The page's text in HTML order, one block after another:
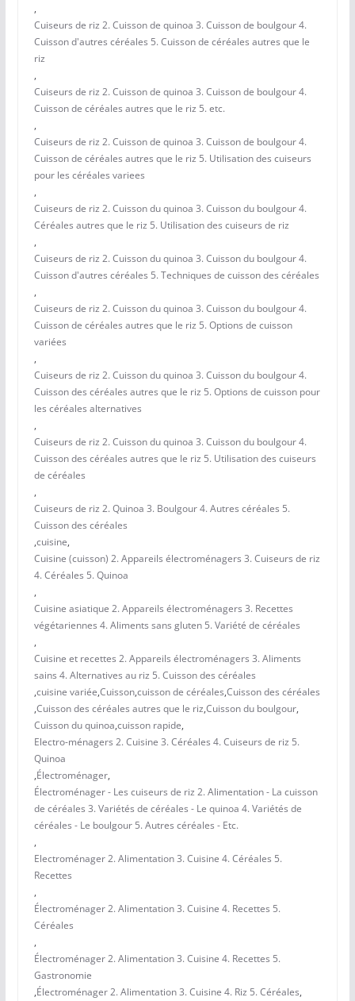
,
Cuiseurs de riz 2. Cuisson de quinoa 3. Cuisson de boulgour 4.
Cuisson d'autres céréales 5. Cuisson de céréales autres que le
riz
,
Cuiseurs de riz 2. Cuisson de quinoa 3. Cuisson de boulgour 4.
Cuisson de céréales autres que le riz 5. etc.
,
Cuiseurs de riz 2. Cuisson de quinoa 3. Cuisson de boulgour 4.
Cuisson de céréales autres que le riz 5. Utilisation des cuiseurs
pour les céréales variees
,
Cuiseurs de riz 2. Cuisson du quinoa 3. Cuisson du boulgour 4.
Céréales autres que le riz 5. Utilisation des cuiseurs de riz
,
Cuiseurs de riz 2. Cuisson du quinoa 3. Cuisson du boulgour 4.
Cuisson d'autres céréales 5. Techniques de cuisson des céréales
,
Cuiseurs de riz 2. Cuisson du quinoa 3. Cuisson du boulgour 4.
Cuisson de céréales autres que le riz 5. Options de cuisson
variées
,
Cuiseurs de riz 2. Cuisson du quinoa 3. Cuisson du boulgour 4.
Cuisson des céréales autres que le riz 5. Options de cuisson pour
les céréales alternatives
,
Cuiseurs de riz 2. Cuisson du quinoa 3. Cuisson du boulgour 4.
Cuisson des céréales autres que le riz 5. Utilisation des cuiseurs
de céréales
,
Cuiseurs de riz 2. Quinoa 3. Boulgour 4. Autres céréales 5.
Cuisson des céréales
,cuisine,
Cuisine (cuisson) 2. Appareils électroménagers 3. Cuiseurs de riz
4. Céréales 5. Quinoa
,
Cuisine asiatique 2. Appareils électroménagers 3. Recettes
végétariennes 4. Aliments sans gluten 5. Variété de céréales
,
Cuisine et recettes 2. Appareils électroménagers 3. Aliments
sains 4. Alternatives au riz 5. Cuisson des céréales
,cuisine variée,Cuisson,cuisson de céréales,Cuisson des céréales
,Cuisson des céréales autres que le riz,Cuisson du boulgour,
Cuisson du quinoa,cuisson rapide,
Electro-ménagers 2. Cuisine 3. Céréales 4. Cuiseurs de riz 5.
Quinoa
,Électroménager,
Électroménager - Les cuiseurs de riz 2. Alimentation - La cuisson
de céréales 3. Variétés de céréales - Le quinoa 4. Variétés de
céréales - Le boulgour 5. Autres céréales - Etc.
,
Electroménager 2. Alimentation 3. Cuisine 4. Céréales 5.
Recettes
,
Électroménager 2. Alimentation 3. Cuisine 4. Recettes 5.
Céréales
,
Électroménager 2. Alimentation 3. Cuisine 4. Recettes 5.
Gastronomie
,Électroménager 2. Alimentation 3. Cuisine 4. Riz 5. Céréales,